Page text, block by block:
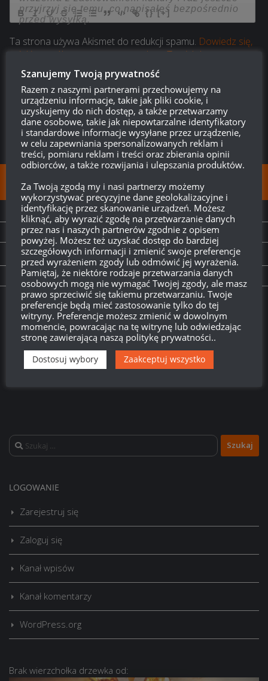
{} [+]
Ta strona używa Akismet do redukcji spamu. Dowiedz się,
w jaki sposób przetwarzane są dane Twoich komentarzy.
KOMENTARZY
FOLLOW:
NEXT STORY
RanZar: Potwór z Wyspy Czaszki
PREVIOUS STORY
W Superteście: Lansen C – I cóż, że ze Szwecji?
Twitch.tv - Zurugula
Szukaj:
LOGOWANIE
Zarejestruj się
Zaloguj się
Kanał wpisów
Kanał komentarzy
WordPress.org
Brak wierzchołka drzewka od:
Szanujemy Twoją prywatność
Razem z naszymi partnerami przechowujemy na
urządzeniu informacje, takie jak pliki cookie, i
uzyskujemy do nich dostęp, a także przetwarzamy
dane osobowe, takie jak niepowtarzalne identyfikatory
i standardowe informacje wysyłane przez urządzenie,
w celu zapewniania spersonalizowanych reklam i
treści, pomiaru reklam i treści oraz zbierania opinii
odbiorców, a także rozwijania i ulepszania produktów.
Za Twoją zgodą my i nasi partnerzy możemy
wykorzystywać precyzyjne dane geolokalizacyjne i
identyfikację przez skanowanie urządzeń. Możesz
kliknąć, aby wyrazić zgodę na przetwarzanie danych
przez nas i naszych partnerów zgodnie z opisem
powyżej. Możesz też uzyskać dostęp do bardziej
szczegółowych informacji i zmienić swoje preferencje
przed wyrażeniem zgody lub odmówić jej wyrażenia.
Pamiętaj, że niektóre rodzaje przetwarzania danych
osobowych mogą nie wymagać Twojej zgody, ale masz
prawo sprzeciwić się takiemu przetwarzaniu. Twoje
preferencje będą mieć zastosowanie tylko do tej
witryny. Preferencje możesz zmienić w dowolnym
momencie, powracając na tę witrynę lub odwiedzając
stronę zawierającą naszą politykę prywatności..
Dostosuj wybory Zaakceptuj wszystko